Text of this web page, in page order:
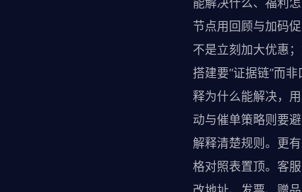
能解决什么、福利
节点用回顾与加码
不是立刻加大优惠
搭建要“证据链”而
释为什么能解决，
动与催单策略则要
解释清楚规则。更
格对照表置顶。客